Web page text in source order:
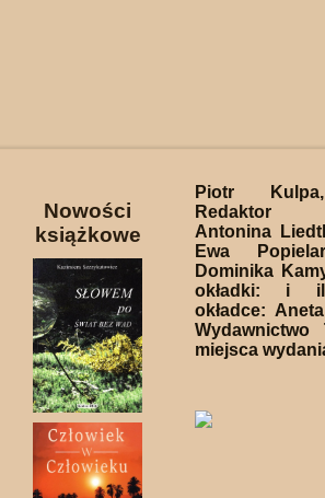
Nowości
książkowe
Piotr
Redaktor
Antonina
Ewa
Dominika
okładki: i
okładce:
Wydawnictwo
miejsca